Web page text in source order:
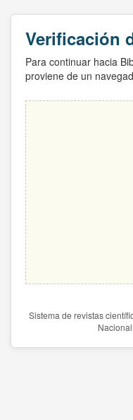
Verificación
Para continuar hacia
proviene de un
Sistema de revistas